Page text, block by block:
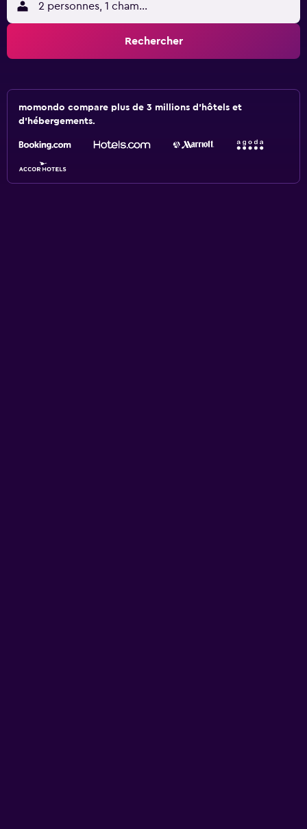
2 personnes, 1 chambre
Rechercher
momondo compare plus de 3 millions d'hôtels et
d'hébergements.